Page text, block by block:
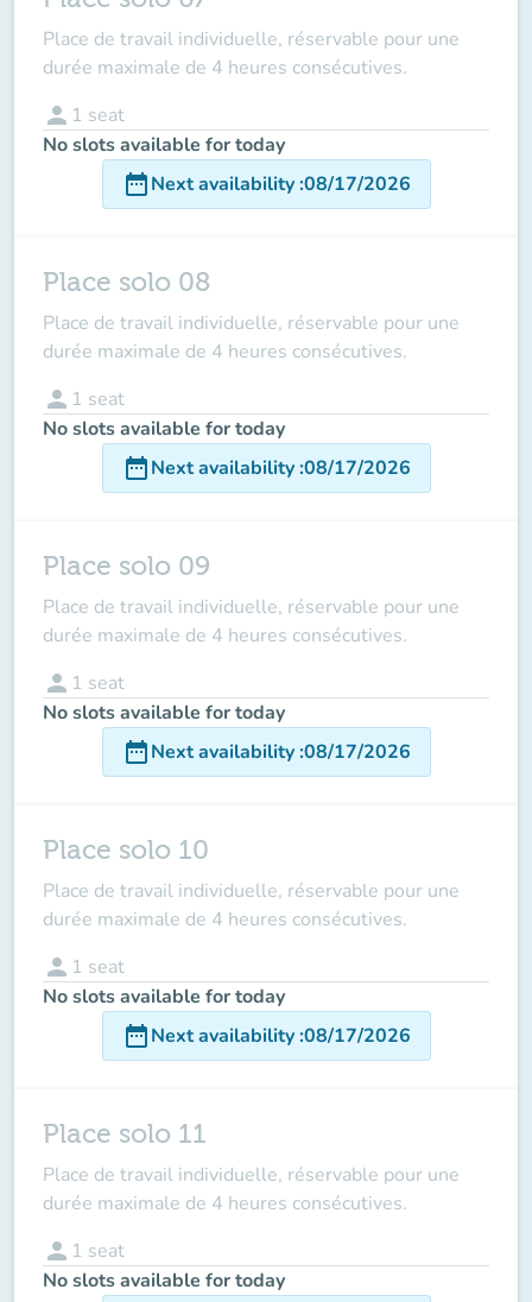
Place de travail individuelle, réservable pour une
durée maximale de 4 heures consécutives.
person 1 seat
No slots available for today
date_rangeNext availability:08/17/2026
Place solo 08
Place de travail individuelle, réservable pour une
durée maximale de 4 heures consécutives.
person 1 seat
No slots available for today
date_rangeNext availability:08/17/2026
Place solo 09
Place de travail individuelle, réservable pour une
durée maximale de 4 heures consécutives.
person 1 seat
No slots available for today
date_rangeNext availability:08/17/2026
Place solo 10
Place de travail individuelle, réservable pour une
durée maximale de 4 heures consécutives.
person 1 seat
No slots available for today
date_rangeNext availability:08/17/2026
Place solo 11
Place de travail individuelle, réservable pour une
durée maximale de 4 heures consécutives.
person 1 seat
No slots available for today